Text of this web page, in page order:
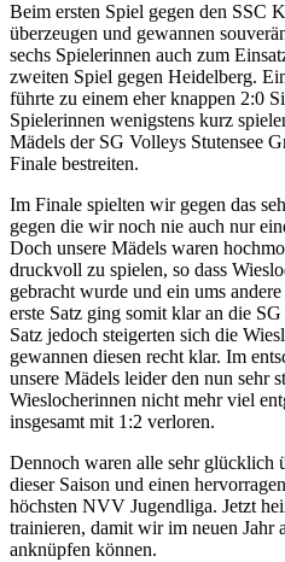
Beim ersten Spiel gegen den SSC
überzeugen und gewannen
sechs Spielerinnen auch zum
zweiten Spiel gegen Heidelberg.
führte zu einem eher knappen 2:0
Spielerinnen wenigstens kurz
Mädels der SG Volleys Stutensee
Finale bestreiten.
Im Finale spielten wir gegen das
gegen die wir noch nie auch nur
Doch unsere Mädels waren
druckvoll zu spielen, so dass
gebracht wurde und ein ums
erste Satz ging somit klar an die
Satz jedoch steigerten sich die
gewannen diesen recht klar. Im
unsere Mädels leider den nun sehr
Wieslocherinnen nicht mehr viel
insgesamt mit 1:2 verloren.
Dennoch waren alle sehr glücklich
dieser Saison und einen
höchsten NVV Jugendliga. Jetzt
trainieren, damit wir im neuen Jahr
anknüpfen können.